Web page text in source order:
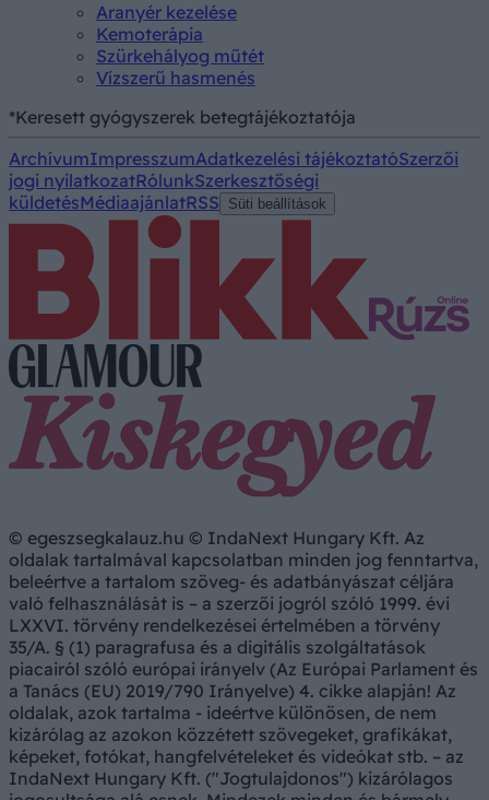
Aranyér kezelése
Kemoterápia
Szürkehályog műtét
Vízszerű hasmenés
*Keresett gyógyszerek betegtájékoztatója
ArchívumImpresszumAdatkezelési tájékoztatóSzerzői
jogi nyilatkozatRólunkSzerkesztőségi
küldetésMédiaajánlatRSS Süti beállítások
© egeszsegkalauz.hu © IndaNext Hungary Kft. Az
oldalak tartalmával kapcsolatban minden jog fenntartva,
beleértve a tartalom szöveg- és adatbányászat céljára
való felhasználását is – a szerzői jogról szóló 1999. évi
LXXVI. törvény rendelkezései értelmében a törvény
35/A. § (1) paragrafusa és a digitális szolgáltatások
piacairól szóló európai irányelv (Az Európai Parlament és
a Tanács (EU) 2019/790 Irányelve) 4. cikke alapján! Az
oldalak, azok tartalma - ideértve különösen, de nem
kizárólag az azokon közzétett szövegeket, grafikákat,
képeket, fotókat, hangfelvételeket és videókat stb. – az
IndaNext Hungary Kft. ("Jogtulajdonos") kizárólagos